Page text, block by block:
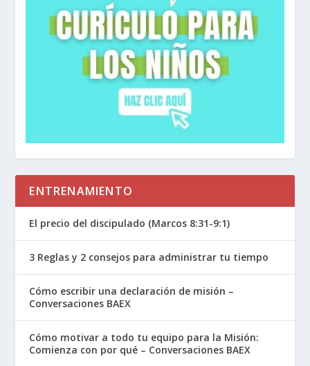
ENTRENAMIENTO
El precio del discipulado (Marcos 8:31-9:1)
3 Reglas y 2 consejos para administrar tu tiempo
Cómo escribir una declaración de misión –
Conversaciones BAEX
Cómo motivar a todo tu equipo para la Misión:
Comienza con por qué – Conversaciones BAEX